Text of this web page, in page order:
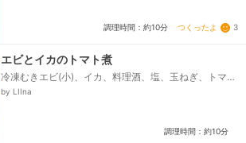
調理時間：約10分 つくったよ 3
エビとイカのトマト煮
冷凍むきエビ(小)、イカ、料理酒、塩、玉ねぎ、トマト
缶、オリーブオイル、ニンニク、★イタリアンハーブ
by LIIna
調理時間：約10分